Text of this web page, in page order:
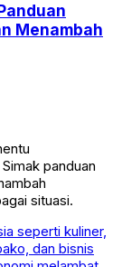
Menambah
panduan
situasi.